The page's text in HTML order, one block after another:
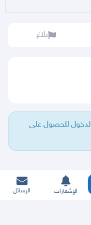
بلاغ
للحصول على
الإشعارات الرسائل